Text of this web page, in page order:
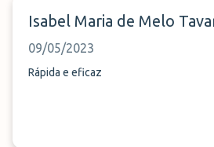
Isabel Maria de Melo
09/05/2023
Rápida e eficaz